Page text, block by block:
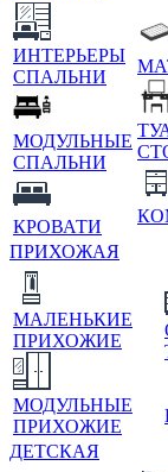
ИНТЕРЬЕРЫ
СПАЛЬНИ
МОДУЛЬНЫЕ
СПАЛЬНИ
КРОВАТИ
ПРИХОЖАЯ
МАЛЕНЬКИЕ
ПРИХОЖИЕ
МОДУЛЬНЫЕ
ПРИХОЖИЕ
ДЕТСКАЯ